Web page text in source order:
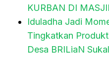
KURBAN DI
Iduladha Jadi
Tingkatkan
Desa BRILiaN